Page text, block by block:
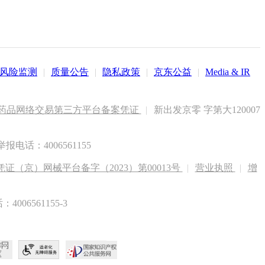
风险监测 | 质量公告 | 隐私政策 | 京东公益 | Media & IR
品网络交易第三方平台备案凭证 |
新出发京零 字第大120007
报电话：4006561155
证（京）网械平台备字（2023）第00013号 | 营业执照 |
增
4006561155-3